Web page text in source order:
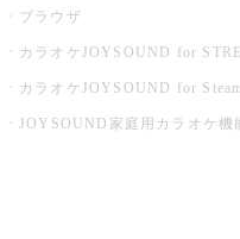
ブラウザ
カラオケJOYSOUND for
カラオケJOYSOUND for
JOYSOUND家庭用カラオケ機